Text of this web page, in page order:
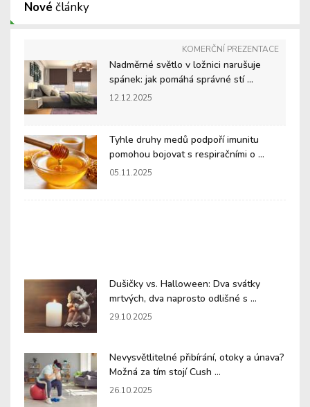
Nové články
KOMERČNÍ PREZENTACE
Nadměrné světlo v ložnici narušuje
spánek: jak pomáhá správné stí ...
12.12.2025
Tyhle druhy medů podpoří imunitu
pomohou bojovat s respiračními o ...
05.11.2025
Dušičky vs. Halloween: Dva svátky
mrtvých, dva naprosto odlišné s ...
29.10.2025
Nevysvětlitelné přibírání, otoky a únava?
Možná za tím stojí Cush ...
26.10.2025